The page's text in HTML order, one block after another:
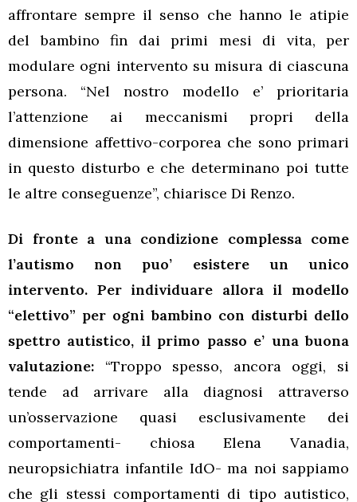
affrontare sempre il senso che hanno le atipie
del bambino fin dai primi mesi di vita, per
modulare ogni intervento su misura di ciascuna
persona. “Nel nostro modello e’ prioritaria
l’attenzione ai meccanismi propri della
dimensione affettivo-corporea che sono primari
in questo disturbo e che determinano poi tutte
le altre conseguenze”, chiarisce Di Renzo.
Di fronte a una condizione complessa come
l’autismo non puo’ esistere un unico
intervento. Per individuare allora il modello
“elettivo” per ogni bambino con disturbi dello
spettro autistico, il primo passo e’ una buona
valutazione: “Troppo spesso, ancora oggi, si
tende ad arrivare alla diagnosi attraverso
un’osservazione quasi esclusivamente dei
comportamenti- chiosa Elena Vanadia,
neuropsichiatra infantile IdO- ma noi sappiamo
che gli stessi comportamenti di tipo autistico,